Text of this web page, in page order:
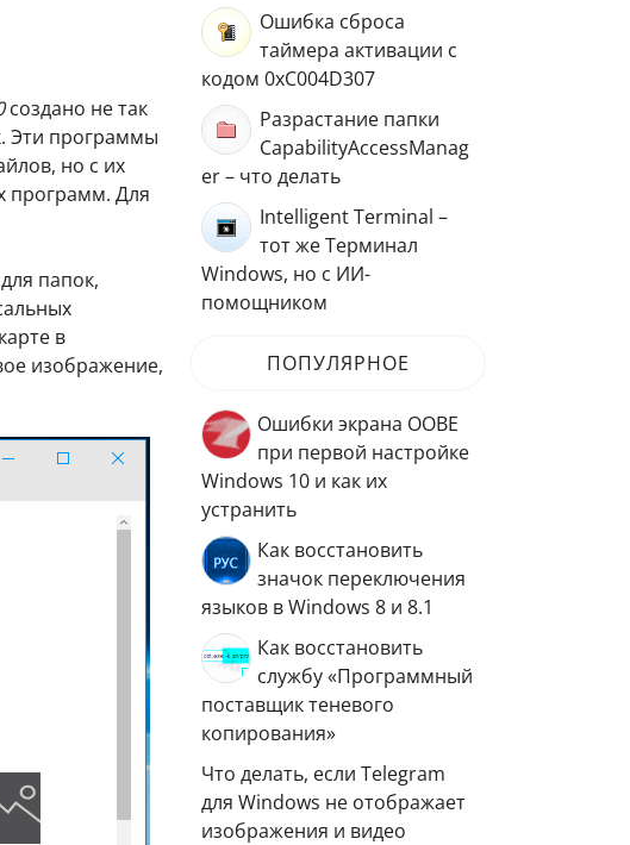
создано не так
Эти программы
но с их
программ. Для
папок,
в
изображение,
Ошибка сброса
таймера активации с
кодом 0xC004D307
Разрастание папки
CapabilityAccessManag
er – что делать
Intelligent Terminal –
тот же Терминал
Windows, но с ИИ-
помощником
ПОПУЛЯРНОЕ
Ошибки экрана OOBE
при первой настройке
Windows 10 и как их
устранить
Как восстановить
значок переключения
языков в Windows 8 и 8.1
Как восстановить
службу «Программный
поставщик теневого
копирования»
Что делать, если Telegram
для Windows не отображает
изображения и видео